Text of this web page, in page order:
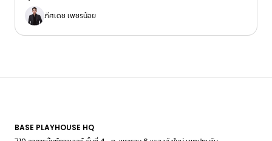
ภีศเดช เพชรน้อย
BASE PLAYHOUSE HQ